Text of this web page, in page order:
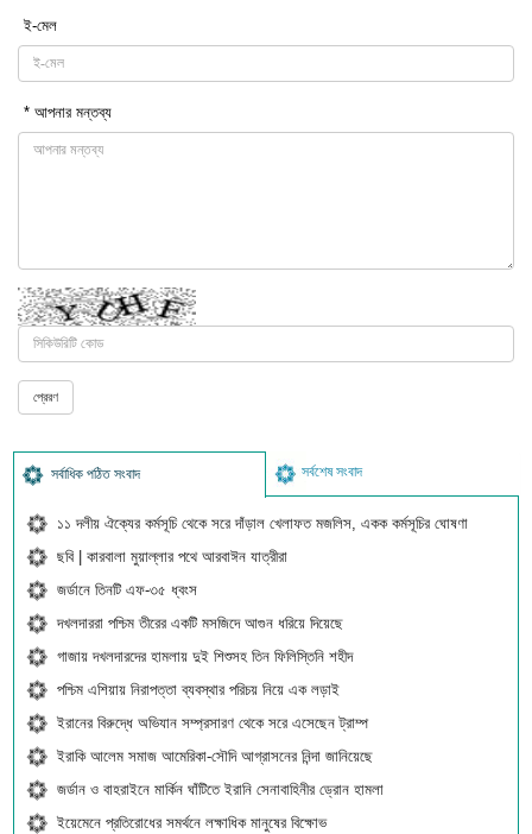
ই-মেল
* আপনার মন্তব্য
সর্বাধিক পঠিত সংবাদ সর্বশেষ সংবাদ
১১ দলীয় ঐক্যের কর্মসূচি থেকে সরে দাঁড়াল খেলাফত মজলিস, একক কর্মসূচির ঘোষণা
ছবি | কারবালা মুয়াল্লার পথে আরবাঈন যাত্রীরা
জর্ডানে তিনটি এফ-৩৫ ধ্বংস
দখলদাররা পশ্চিম তীরের একটি মসজিদে আগুন ধরিয়ে দিয়েছে
গাজায় দখলদারদের হামলায় দুই শিশুসহ তিন ফিলিস্তিনি শহীদ
পশ্চিম এশিয়ায় নিরাপত্তা ব্যবস্থার পরিচয় নিয়ে এক লড়াই
ইরানের বিরুদ্ধে অভিযান সম্প্রসারণ থেকে সরে এসেছেন ট্রাম্প
ইরাকি আলেম সমাজ আমেরিকা-সৌদি আগ্রাসনের নিন্দা জানিয়েছে
জর্ডান ও বাহরাইনে মার্কিন ঘাঁটিতে ইরানি সেনাবাহিনীর ড্রোন হামলা
ইয়েমেনে প্রতিরোধের সমর্থনে লক্ষাধিক মানুষের বিক্ষোভ